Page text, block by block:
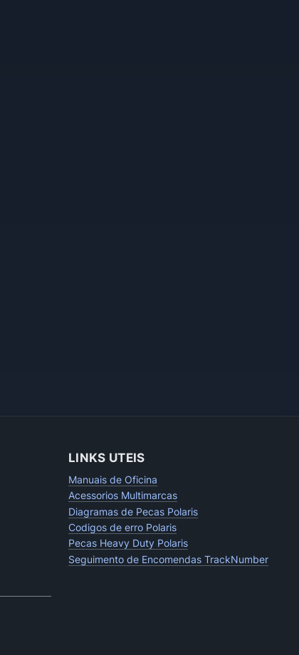
LINKS UTEIS
Manuais de Oficina
Acessorios Multimarcas
Diagramas de Pecas Polaris
Codigos de erro Polaris
Pecas Heavy Duty Polaris
Seguimento de Encomendas TrackNumber